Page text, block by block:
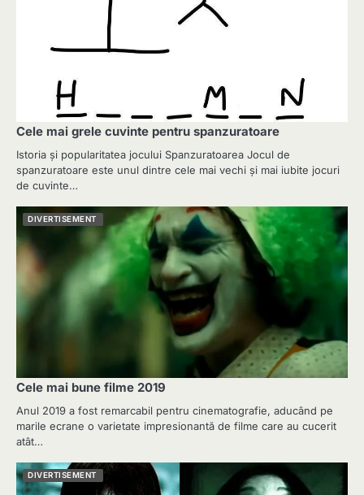
Cele mai grele cuvinte pentru spanzuratoare
Istoria și popularitatea jocului Spanzuratoarea Jocul de
spanzuratoare este unul dintre cele mai vechi și mai iubite jocuri
de cuvinte…
DIVERTISEMENT
Cele mai bune filme 2019
Anul 2019 a fost remarcabil pentru cinematografie, aducând pe
marile ecrane o varietate impresionantă de filme care au cucerit
atât…
DIVERTISEMENT